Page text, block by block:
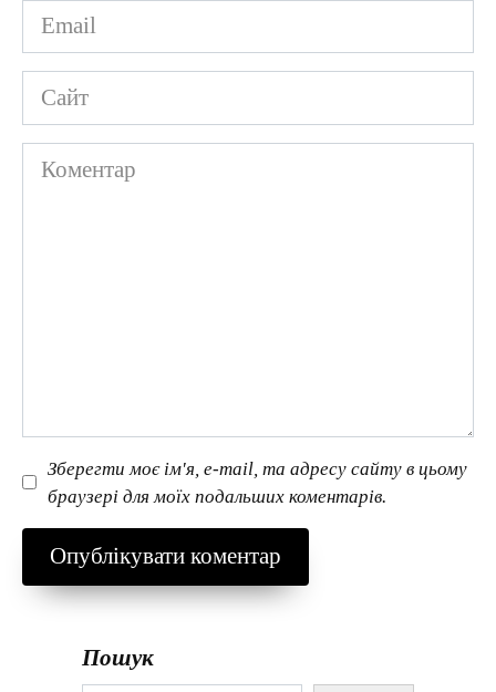
Email
*
Сайт
Коментар
Зберегти моє ім'я, e-mail, та адресу сайту в цьому
браузері для моїх подальших коментарів.
Пошук